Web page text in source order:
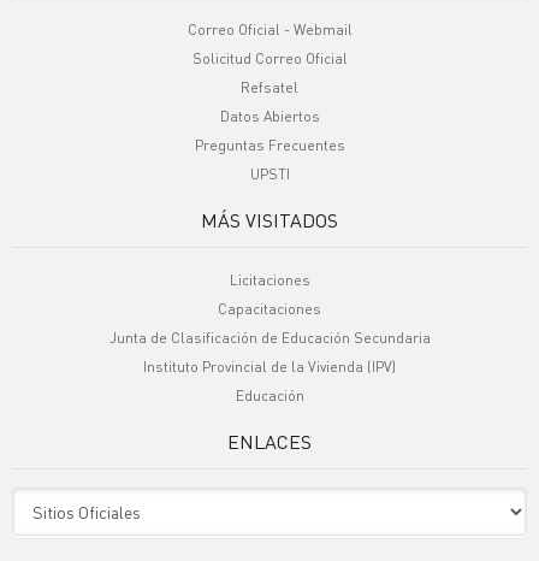
Correo Oficial - Webmail
Solicitud Correo Oficial
Refsatel
Datos Abiertos
Preguntas Frecuentes
UPSTI
MÁS VISITADOS
Licitaciones
Capacitaciones
Junta de Clasificación de Educación Secundaria
Instituto Provincial de la Vivienda (IPV)
Educación
ENLACES